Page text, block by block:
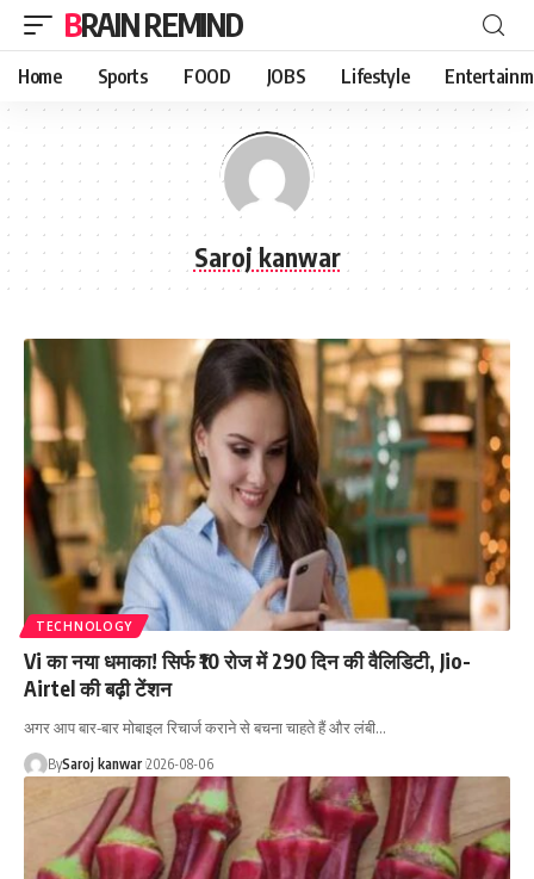
BRAIN REMIND
Home Sports FOOD JOBS Lifestyle
Saroj kanwar
TECHNOLOGY
Vi का नया धमाका! सिर्फ ₹10 रोज में 290 दिन की वैलिडिटी, Jio-
Airtel की बढ़ी टेंशन
अगर आप बार-बार मोबाइल रिचार्ज कराने से बचना चाहते हैं और लंबी…
BySaroj kanwar 2026-08-06